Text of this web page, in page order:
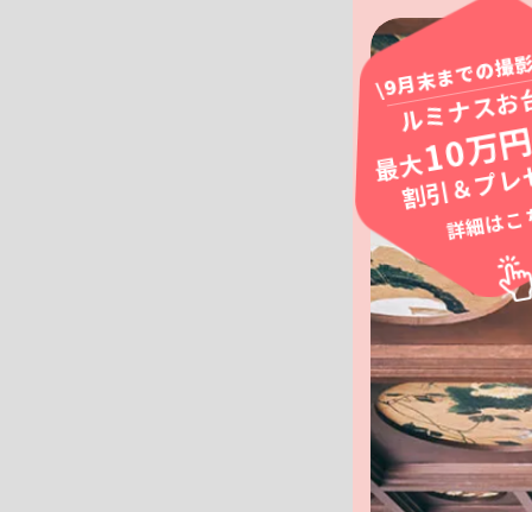
\9月末までの撮
ルミナス
最大10万
割引＆プ
詳細は